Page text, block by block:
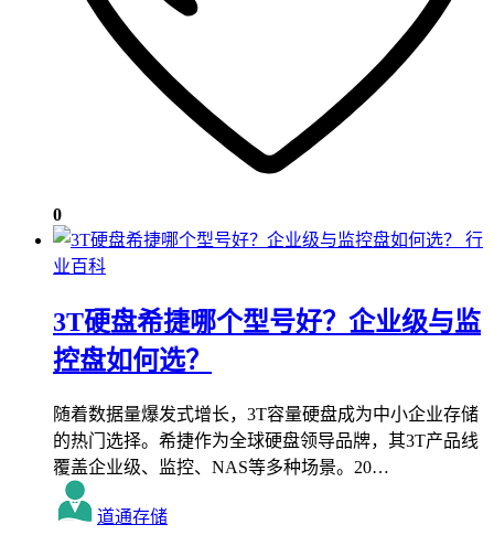
0
行
业百科
3T硬盘希捷哪个型号好？企业级与监
控盘如何选？
随着数据量爆发式增长，3T容量硬盘成为中小企业存储
的热门选择。希捷作为全球硬盘领导品牌，其3T产品线
覆盖企业级、监控、NAS等多种场景。20…
道通存储